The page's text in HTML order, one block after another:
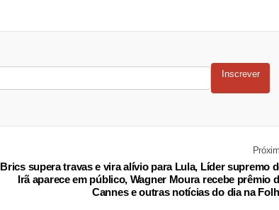
Inscrever
Brics supera travas e vira alívio para Lula, Líder supremo
Irã aparece em público, Wagner Moura recebe prêmio
Cannes e outras notícias do dia na